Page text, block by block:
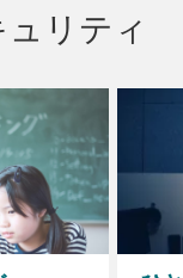
リティ